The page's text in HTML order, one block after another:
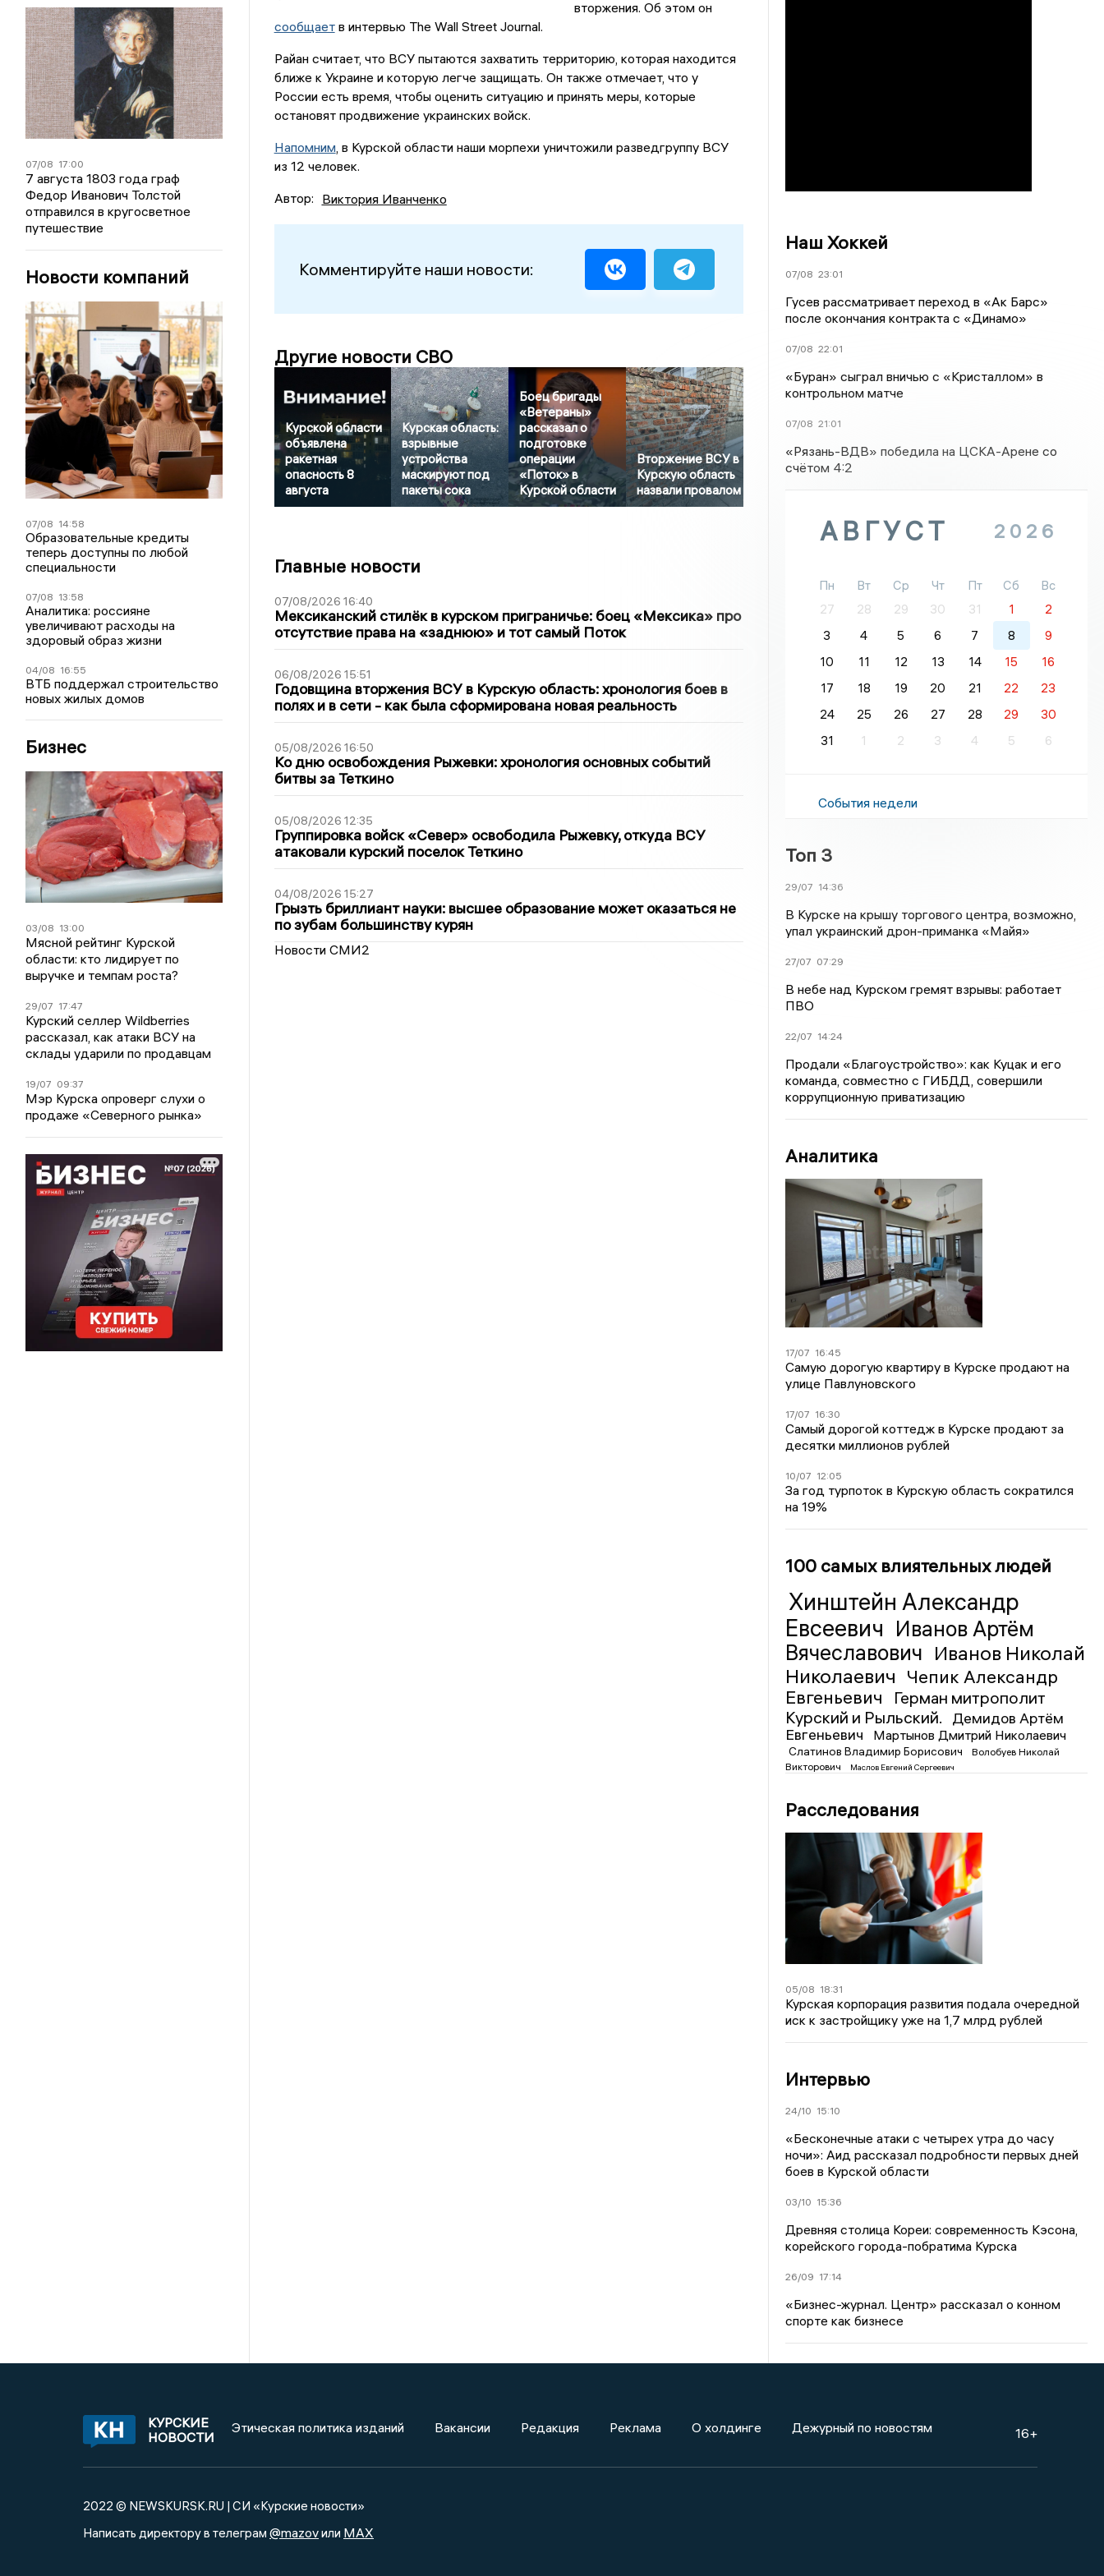
07/08 17:00
7 августа 1803 года граф
Федор Иванович Толстой
отправился в кругосветное
путешествие
Новости компаний
07/08 14:58
Образовательные кредиты
теперь доступны по любой
специальности
07/08 13:58
Аналитика: россияне
увеличивают расходы на
здоровый образ жизни
04/08 16:55
ВТБ поддержал строительство
новых жилых домов
Бизнес
03/08 13:00
Мясной рейтинг Курской
области: кто лидирует по
выручке и темпам роста?
29/07 17:47
Курский селлер Wildberries
рассказал, как атаки ВСУ на
склады ударили по продавцам
19/07 09:37
Мэр Курска опроверг слухи о
продаже «Северного рынка»
вторжения. Об этом он
сообщаетв интервью The Wall Street Journal.
Райан считает, что ВСУ пытаются захватить территорию, которая находится
ближе к Украине и которую легче защищать. Он также отмечает, что у
России есть время, чтобы оценить ситуацию и принять меры, которые
остановят продвижение украинских войск.
Напомним, в Курской области наши морпехи уничтожили разведгруппу ВСУ
из 12 человек.
Автор: Виктория Иванченко
Комментируйте наши новости:
Другие новости СВО
Курской области
объявлена
ракетная
опасность 8
августа
Курская область:
взрывные
устройства
маскируют под
пакеты сока
Боец бригады
«Ветераны»
рассказал о
подготовке
операции
«Поток» в
Курской области
Вторжение ВСУ в
Курскую область
назвали провалом
Главные новости
07/08/2026 16:40
Мексиканский стилёк в курском приграничье: боец «Мексика» про
отсутствие права на «заднюю» и тот самый Поток
06/08/2026 15:51
Годовщина вторжения ВСУ в Курскую область: хронология боев в
полях и в сети - как была сформирована новая реальность
05/08/2026 16:50
Ко дню освобождения Рыжевки: хронология основных событий
битвы за Теткино
05/08/2026 12:35
Группировка войск «Север» освободила Рыжевку, откуда ВСУ
атаковали курский поселок Теткино
04/08/2026 15:27
Грызть бриллиант науки: высшее образование может оказаться не
по зубам большинству курян
Новости СМИ2
Наш Хоккей
07/08 23:01
Гусев рассматривает переход в «Ак Барс»
после окончания контракта с «Динамо»
07/08 22:01
«Буран» сыграл вничью с «Кристаллом» в
контрольном матче
07/08 21:01
«Рязань-ВДВ» победила на ЦСКА-Арене со
счётом 4:2
АВГУСТ 2026
Пн Вт Ср Чт Пт Сб
Вс
27
28 29 30 31 1
2
3
4 5 6 7 8
9
10
11 12 13 14 15
16
17
18 19 20 21 22
23
24
25 26 27 28 29
30
31
1 2 3 4 5 6
События недели
Топ 3
29/07 14:36
В Курске на крышу торгового центра, возможно,
упал украинский дрон-приманка «Майя»
27/07 07:29
В небе над Курском гремят взрывы: работает
ПВО
22/07 14:24
Продали «Благоустройство»: как Куцак и его
команда, совместно с ГИБДД, совершили
коррупционную приватизацию
Аналитика
17/07 16:45
Самую дорогую квартиру в Курске продают на
улице Павлуновского
17/07 16:30
Самый дорогой коттедж в Курске продают за
десятки миллионов рублей
10/07 12:05
За год турпоток в Курскую область сократился
на 19%
100 самых влиятельных людей
Хинштейн Александр
Евсеевич Иванов Артём
Вячеславович Иванов Николай
Николаевич Чепик Александр
Евгеньевич
Герман митрополит
Курский и Рыльский.
Демидов Артём
Евгеньевич
Мартынов Дмитрий Николаевич
Слатинов Владимир Борисович
Волобуев Николай
Викторович
Маслов Евгений Сергеевич
Расследования
05/08 18:31
Курская корпорация развития подала очередной
иск к застройщику уже на 1,7 млрд рублей
Интервью
24/10 15:10
«Бесконечные атаки с четырех утра до часу
ночи»: Аид рассказал подробности первых дней
боев в Курской области
03/10 15:36
Древняя столица Кореи: современность Кэсона,
корейского города-побратима Курска
26/09 17:14
«Бизнес-журнал. Центр» рассказал о конном
спорте как бизнесе
КУРСКИЕ
НОВОСТИ
Этическая политика изданий Вакансии Редакция Реклама О холдинге Дежурный по новостям 16+
2022 © NEWSKURSK.RU | СИ «Курские новости»
Написать директору в телеграм @mazovили MAX